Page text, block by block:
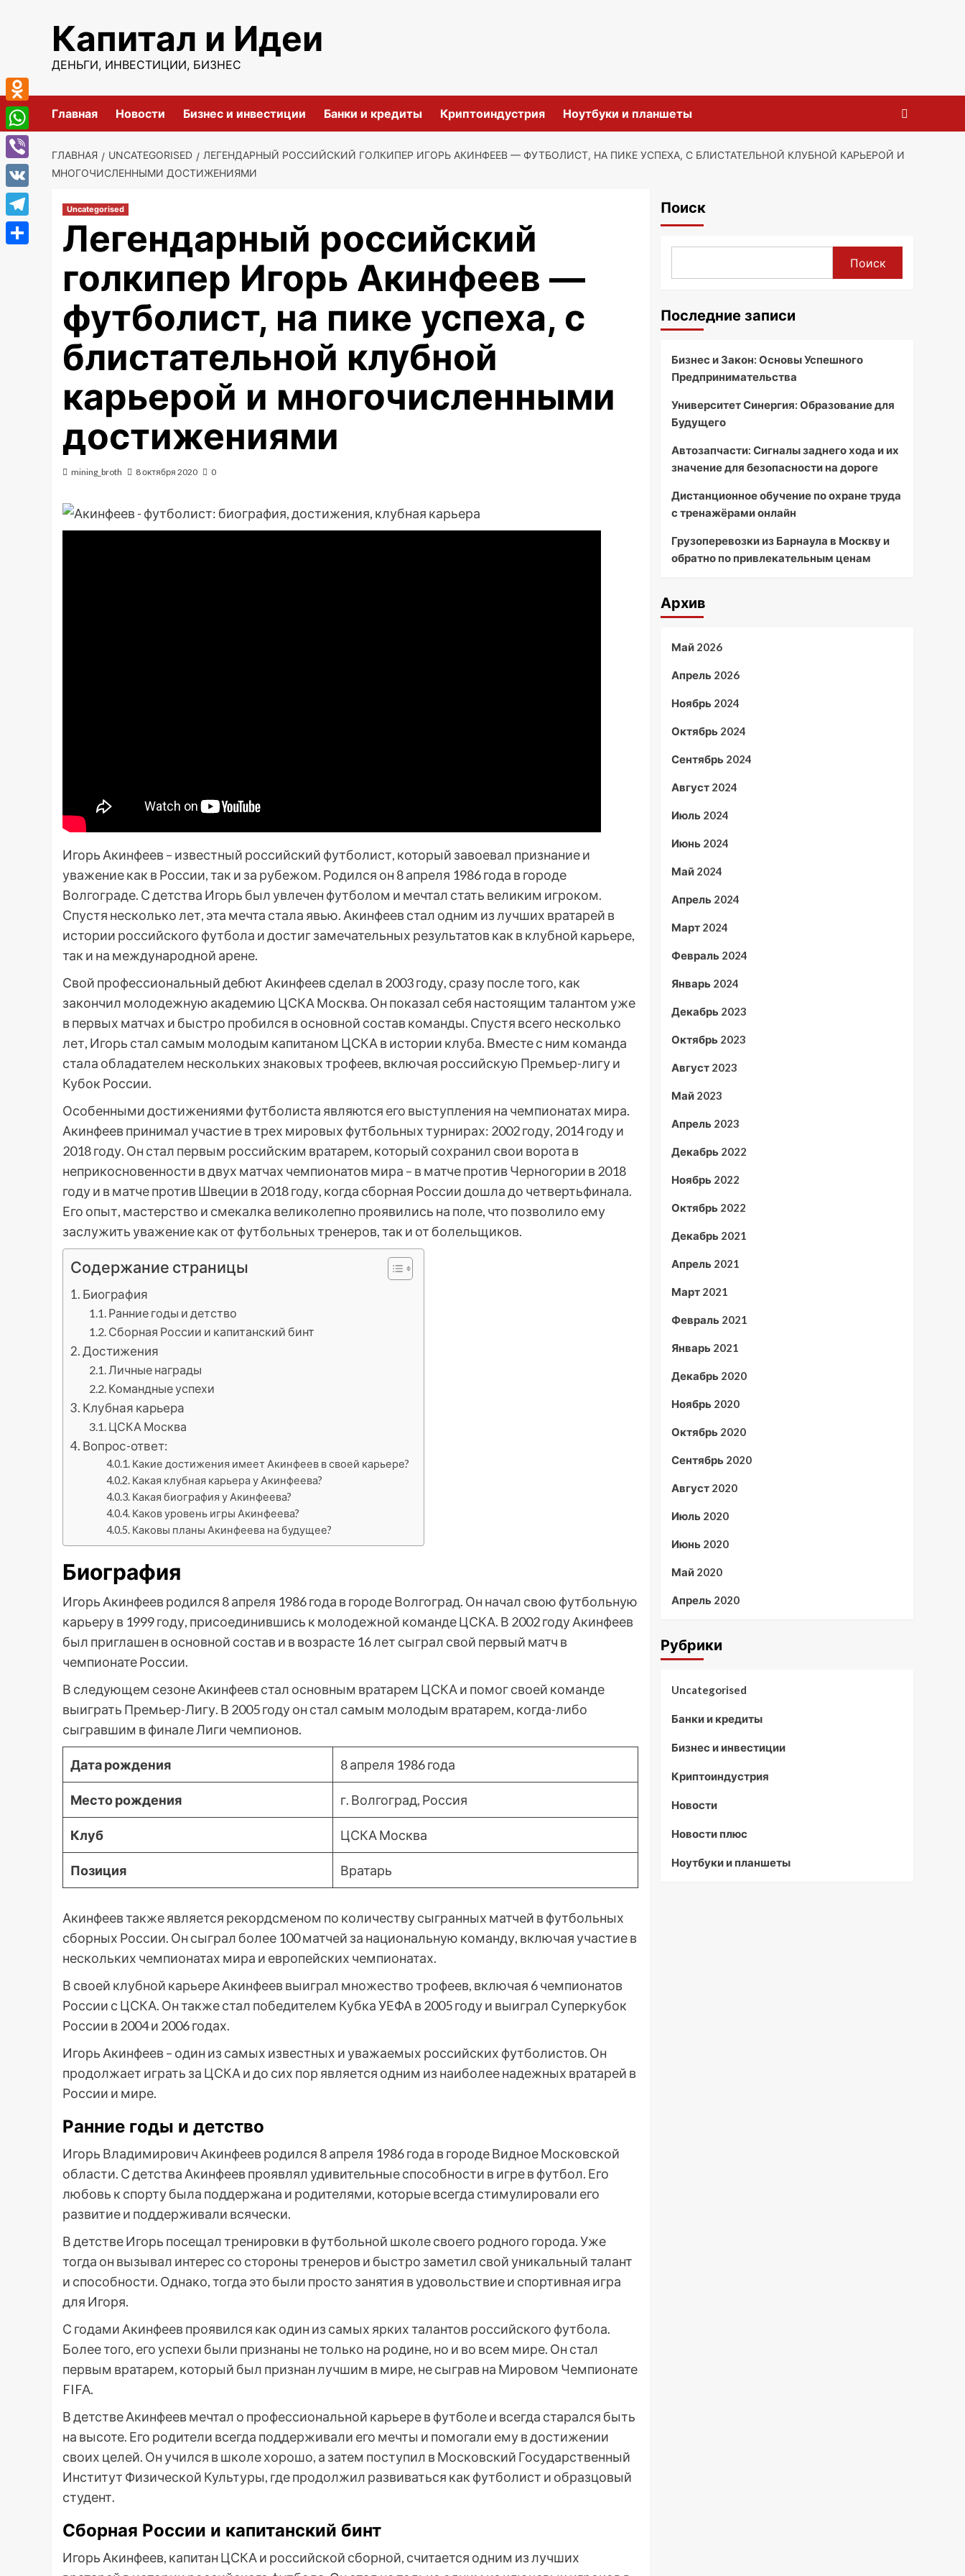
содержимомуКапитал и Идеи
ДЕНЬГИ, ИНВЕСТИЦИИ, БИЗНЕС
Главная Новости Бизнес и инвестиции Банки и кредиты Криптоиндустрия Ноутбуки и планшеты
ГЛАВНАЯ UNCATEGORISED
ЛЕГЕНДАРНЫЙ РОССИЙСКИЙ ГОЛКИПЕР ИГОРЬ АКИНФЕЕВ — ФУТБОЛИСТ, НА ПИКЕ УСПЕХА, С БЛИСТАТЕЛЬНОЙ КЛУБНОЙ КАРЬЕРОЙ И
МНОГОЧИСЛЕННЫМИ ДОСТИЖЕНИЯМИ
Uncategorised
Легендарный российский
голкипер Игорь Акинфеев —
футболист, на пике успеха, с
блистательной клубной
карьерой и многочисленными
достижениями
mining_broth 8 октября 2020 0
Игорь Акинфеев – известный российский футболист, который завоевал признание и
уважение как в России, так и за рубежом. Родился он 8 апреля 1986 года в городе
Волгограде. С детства Игорь был увлечен футболом и мечтал стать великим игроком.
Спустя несколько лет, эта мечта стала явью. Акинфеев стал одним из лучших вратарей в
истории российского футбола и достиг замечательных результатов как в клубной карьере,
так и на международной арене.
Свой профессиональный дебют Акинфеев сделал в 2003 году, сразу после того, как
закончил молодежную академию ЦСКА Москва. Он показал себя настоящим талантом уже
в первых матчах и быстро пробился в основной состав команды. Спустя всего несколько
лет, Игорь стал самым молодым капитаном ЦСКА в истории клуба. Вместе с ним команда
стала обладателем нескольких знаковых трофеев, включая российскую Премьер-лигу и
Кубок России.
Особенными достижениями футболиста являются его выступления на чемпионатах мира.
Акинфеев принимал участие в трех мировых футбольных турнирах: 2002 году, 2014 году и
2018 году. Он стал первым российским вратарем, который сохранил свои ворота в
неприкосновенности в двух матчах чемпионатов мира – в матче против Черногории в 2018
году и в матче против Швеции в 2018 году, когда сборная России дошла до четвертьфинала.
Его опыт, мастерство и смекалка великолепно проявились на поле, что позволило ему
заслужить уважение как от футбольных тренеров, так и от болельщиков.
Содержание страницы
Биография
Ранние годы и детство
Сборная России и капитанский бинт
Достижения
Личные награды
Командные успехи
Клубная карьера
ЦСКА Москва
Вопрос-ответ:
Какие достижения имеет Акинфеев в своей карьере?
Какая клубная карьера у Акинфеева?
Какая биография у Акинфеева?
Каков уровень игры Акинфеева?
Каковы планы Акинфеева на будущее?
Биография
Игорь Акинфеев родился 8 апреля 1986 года в городе Волгоград. Он начал свою футбольную
карьеру в 1999 году, присоединившись к молодежной команде ЦСКА. В 2002 году Акинфеев
был приглашен в основной состав и в возрасте 16 лет сыграл свой первый матч в
чемпионате России.
В следующем сезоне Акинфеев стал основным вратарем ЦСКА и помог своей команде
выиграть Премьер-Лигу. В 2005 году он стал самым молодым вратарем, когда-либо
сыгравшим в финале Лиги чемпионов.
Дата рождения 8 апреля 1986 года
Место рождения г. Волгоград, Россия
Клуб ЦСКА Москва
Позиция Вратарь
Акинфеев также является рекордсменом по количеству сыгранных матчей в футбольных
сборных России. Он сыграл более 100 матчей за национальную команду, включая участие в
нескольких чемпионатах мира и европейских чемпионатах.
В своей клубной карьере Акинфеев выиграл множество трофеев, включая 6 чемпионатов
России с ЦСКА. Он также стал победителем Кубка УЕФА в 2005 году и выиграл Суперкубок
России в 2004 и 2006 годах.
Игорь Акинфеев – один из самых известных и уважаемых российских футболистов. Он
продолжает играть за ЦСКА и до сих пор является одним из наиболее надежных вратарей в
России и мире.
Ранние годы и детство
Игорь Владимирович Акинфеев родился 8 апреля 1986 года в городе Видное Московской
области. С детства Акинфеев проявлял удивительные способности в игре в футбол. Его
любовь к спорту была поддержана и родителями, которые всегда стимулировали его
развитие и поддерживали всячески.
В детстве Игорь посещал тренировки в футбольной школе своего родного города. Уже
тогда он вызывал интерес со стороны тренеров и быстро заметил свой уникальный талант
и способности. Однако, тогда это были просто занятия в удовольствие и спортивная игра
для Игоря.
С годами Акинфеев проявился как один из самых ярких талантов российского футбола.
Более того, его успехи были признаны не только на родине, но и во всем мире. Он стал
первым вратарем, который был признан лучшим в мире, не сыграв на Мировом Чемпионате
FIFA.
В детстве Акинфеев мечтал о профессиональной карьере в футболе и всегда старался быть
на высоте. Его родители всегда поддерживали его мечты и помогали ему в достижении
своих целей. Он учился в школе хорошо, а затем поступил в Московский Государственный
Институт Физической Культуры, где продолжил развиваться как футболист и образцовый
студент.
Сборная России и капитанский бинт
Игорь Акинфеев, капитан ЦСКА и российской сборной, считается одним из лучших
Поиск
Поиск
Последние записи
Бизнес и Закон: Основы Успешного
Предпринимательства
Университет Синергия: Образование для
Будущего
Автозапчасти: Сигналы заднего хода и их
значение для безопасности на дороге
Дистанционное обучение по охране труда
с тренажёрами онлайн
Грузоперевозки из Барнаула в Москву и
обратно по привлекательным ценам
Архив
Май 2026
Апрель 2026
Ноябрь 2024
Октябрь 2024
Сентябрь 2024
Август 2024
Июль 2024
Июнь 2024
Май 2024
Апрель 2024
Март 2024
Февраль 2024
Январь 2024
Декабрь 2023
Октябрь 2023
Август 2023
Май 2023
Апрель 2023
Декабрь 2022
Ноябрь 2022
Октябрь 2022
Декабрь 2021
Апрель 2021
Март 2021
Февраль 2021
Январь 2021
Декабрь 2020
Ноябрь 2020
Октябрь 2020
Сентябрь 2020
Август 2020
Июль 2020
Июнь 2020
Май 2020
Апрель 2020
Рубрики
Uncategorised
Банки и кредиты
Бизнес и инвестиции
Криптоиндустрия
Новости
Новости плюс
Ноутбуки и планшеты
Odnoklassniki
WhatsApp
Viber
VK
Telegram
Отправить